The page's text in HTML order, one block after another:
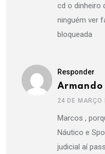
cd o dinheiro
ninguém ver
bloqueada
Responder
Armando
24 DE MARÇO
Marcos ,
Náutico e
judicial aí